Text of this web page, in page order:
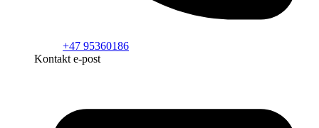
+47 95360186
Kontakt e-post